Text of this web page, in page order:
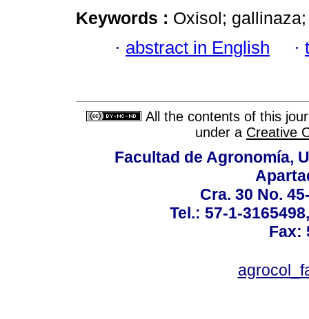
Keywords : Oxisol;
· abstract in English ·
All the contents of this
under a Creative
Facultad de Agronomía,
Cra. 30 No.
Tel.: 57-1-
Fax: